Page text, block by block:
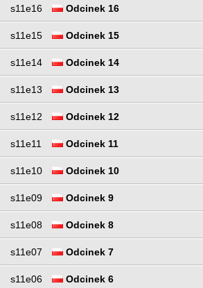
s11e16 Odcinek 16
s11e15 Odcinek 15
s11e14 Odcinek 14
s11e13 Odcinek 13
s11e12 Odcinek 12
s11e11 Odcinek 11
s11e10 Odcinek 10
s11e09 Odcinek 9
s11e08 Odcinek 8
s11e07 Odcinek 7
s11e06 Odcinek 6